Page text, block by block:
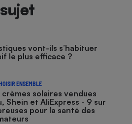
vont-ils s’habituer
le plus efficace ?
ENSEMBLE
solaires vendues
Shein et AliExpress - 9 sur
pour la santé des